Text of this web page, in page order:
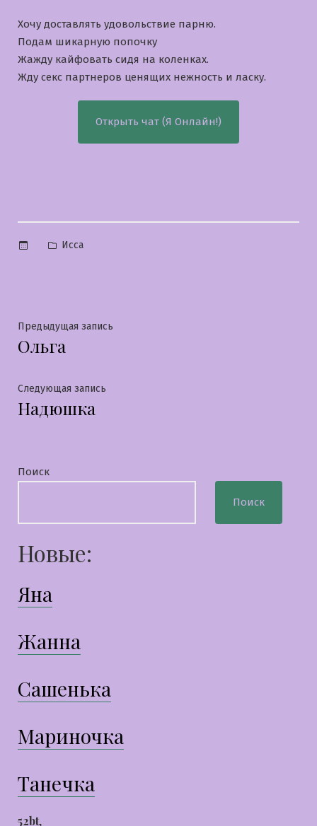
Хочу доставлять удовольствие парню.
Подам шикарную попочку
Жажду кайфовать сидя на коленках.
Жду секс партнеров ценящих нежность и ласку.
Открыть чат (Я Онлайн!)
Опубликовано
Исса
Навигация
по
записям
Предыдущая запись
Ольга
Следующая запись
Надюшка
Поиск
Поиск
Новые:
Яна
Жанна
Сашенька
Мариночка
Танечка
52bt,